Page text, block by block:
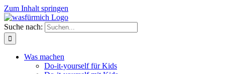
Zum Inhalt springen
Suche nach:
Was machen
Do-it-yourself für Kids